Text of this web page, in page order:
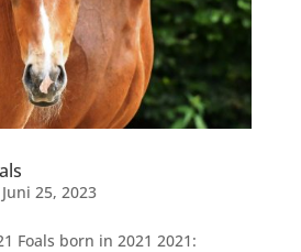
Juni 25, 2023
Foals born in 2021 2021: